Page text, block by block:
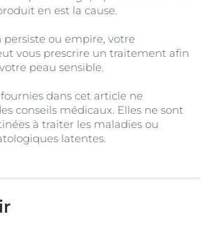
en est la cause.
persiste ou empire, votre
vous prescrire un traitement afin
peau sensible.
dans cet article ne
conseils médicaux. Elles ne sont
à traiter les maladies ou
latentes.